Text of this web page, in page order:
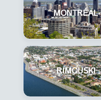
MONTRÉAL
RIMOUSKI